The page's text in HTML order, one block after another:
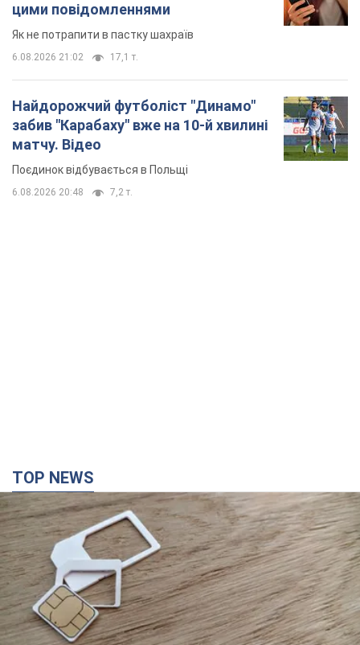
цими повідомленнями
Як не потрапити в пастку шахраїв
6.08.2026 21:02 17,1 т.
Найдорожчий футболіст "Динамо"
забив "Карабаху" вже на 10-й хвилині
матчу. Відео
Поєдинок відбувається в Польщі
6.08.2026 20:48 7,2 т.
TOP NEWS